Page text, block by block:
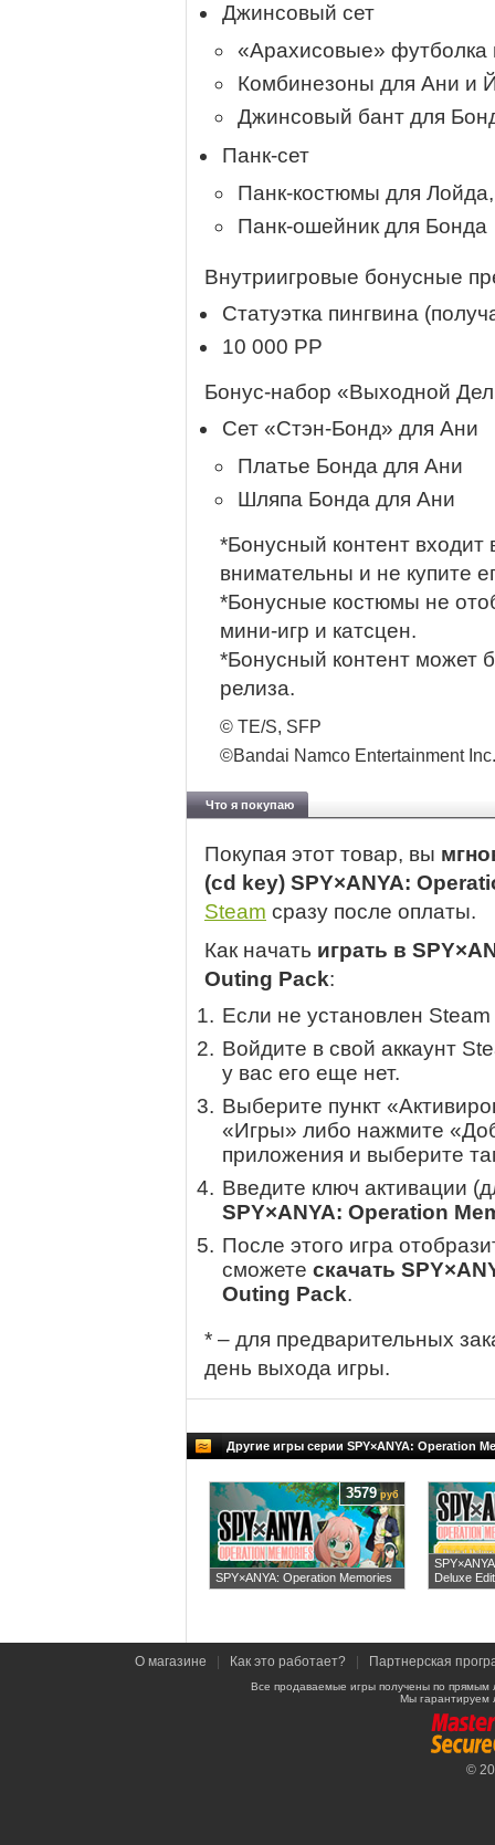
Джинсовый сет
«Арахисовые»
Комбинезоны для Ани и
Джинсовый бант для
Панк-сет
Панк-костюмы для
Панк-ошейник для Бонда
Внутриигровые бонусные
Статуэтка пингвина
10 000 PP
Бонус-набор «Выходной
Сет «Стэн-Бонд» для Ани
Платье Бонда для Ани
Шляпа Бонда для Ани
*Бонусный контент входит
внимательны и не купите
*Бонусные костюмы не
мини-игр и катсцен.
*Бонусный контент может
релиза.
© TE/S, SFP
©Bandai Namco Entertainment Inc.
Что я покупаю
Покупая этот товар, вы
(cd key) SPY×ANYA:
Steam сразу после оплаты.
Как начать играть в
Outing Pack:
Если не установлен
Войдите в свой аккаунт
у вас его еще нет.
Выберите пункт
«Игры» либо нажмите
приложения и выберите
Введите ключ активации
SPY×ANYA: Operation
После этого игра
сможете скачать
Outing Pack.
* – для предварительных
день выхода игры.
Другие игры серии SPY×ANYA: Operation
SPY×ANYA: Operation Memories
3579руб
Deluxe
О магазине Как это работает? Партнерская
Все продаваемые игры получены по
Мы гарантируем
©